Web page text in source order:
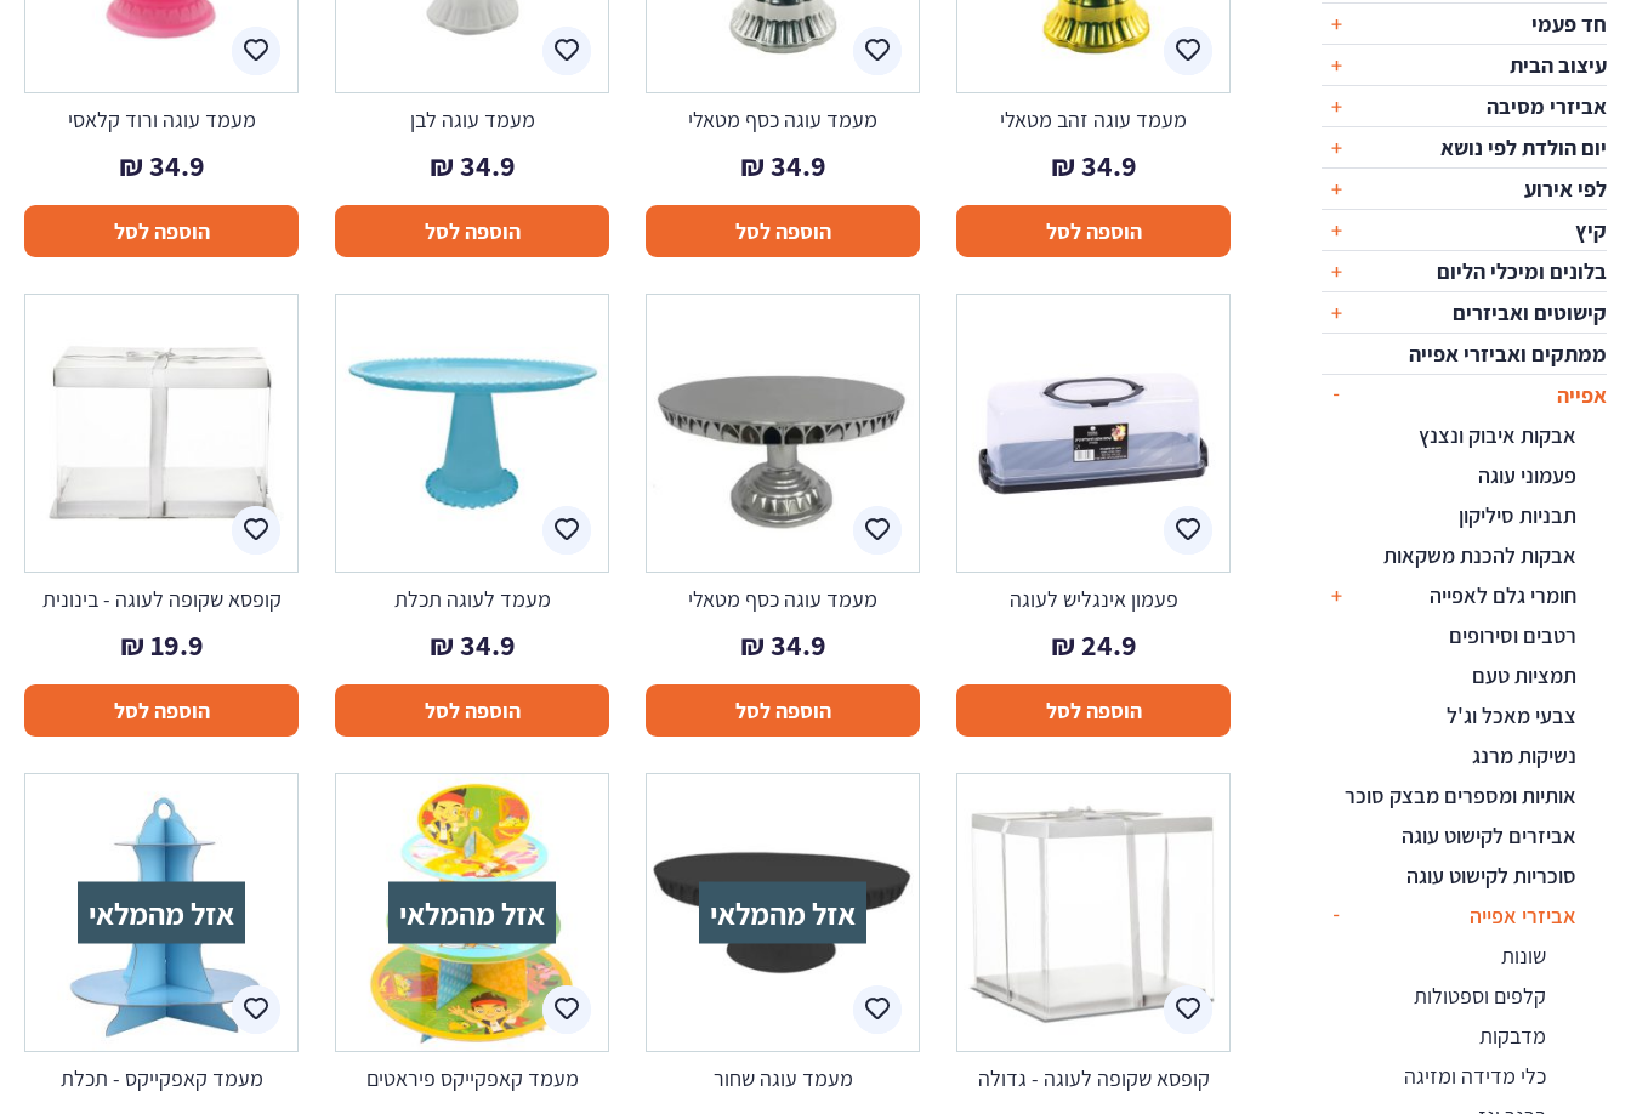
חד פעמי
עיצוב הבית
אביזרי מסיבה
יום הולדת לפי נושא
לפי אירוע
קיץ
בלונים ומיכלי הליום
קישוטים ואביזרים
ממתקים ואביזרי אפייה
אפייה
אבקות איבוק ונצנץ
פעמוני עוגה
תבניות סיליקון
אבקות להכנת משקאות
חומרי גלם לאפייה
רטבים וסירופים
תמציות טעם
צבעי מאכל וג'ל
נשיקות מרנג
אותיות ומספרים מבצק סוכר
אביזרים לקישוט עוגה
סוכריות לקישוט עוגה
אביזרי אפייה
שונות
קלפים וספטולות
מדבקות
כלי מדידה ומזיגה
מעמד עוגה זהב מטאלי
34.9
₪
הוספה לסל
מעמד עוגה כסף מטאלי
34.9
₪
הוספה לסל
מעמד עוגה לבן
34.9
₪
הוספה לסל
מעמד עוגה ורוד קלאסי
34.9
₪
הוספה לסל
פעמון אינגליש לעוגה
24.9
₪
הוספה לסל
מעמד עוגה כסף מטאלי
34.9
₪
הוספה לסל
מעמד לעוגה תכלת
34.9
₪
הוספה לסל
קופסא שקופה לעוגה - בינונית
19.9
₪
הוספה לסל
קופסא שקופה לעוגה - גדולה
אזל מהמלאי
מעמד עוגה שחור
אזל מהמלאי
מעמד קאפקייקס פיראטים
אזל מהמלאי
מעמד קאפקייקס - תכלת